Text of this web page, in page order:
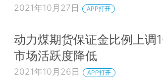
2021年10月27日 APP打开
动力煤期货保证金比例上调
市场活跃度降低
2021年10月26日 APP打开